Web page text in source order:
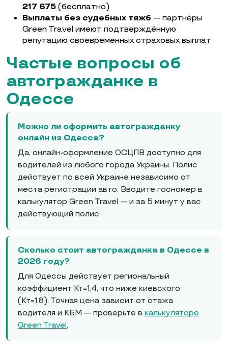
217 675 (бесплатно)
Выплаты без судебных тяжб — партнёры
Green Travel имеют подтверждённую
репутацию своевременных страховых выплат
Частые вопросы об
автогражданке в
Одессе
Можно ли оформить автогражданку
онлайн из Одесса?
Да, онлайн-оформление ОСЦПВ доступно для
водителей из любого города Украины. Полис
действует по всей Украине независимо от
места регистрации авто. Вводите госномер в
калькулятор Green Travel — и за 5 минут у вас
действующий полис.
Сколько стоит автогражданка в Одессе в
2026 году?
Для Одессы действует региональный
коэффициент Кт=1.4, что ниже киевского
(Кт=1.8). Точная цена зависит от стажа
водителя и КБМ — проверьте в калькуляторе
Green Travel .